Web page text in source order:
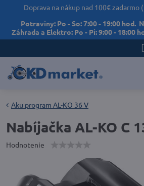
Doprava na nákup nad 100€ zadarmo
Potraviny: Po - So: 7:00 - 19:00 hod.
Záhrada a Elektro: Po - Pi: 9:00 - 18:00
Aku program AL-KO 36 V
Nabíjačka AL-KO C
Hodnotenie